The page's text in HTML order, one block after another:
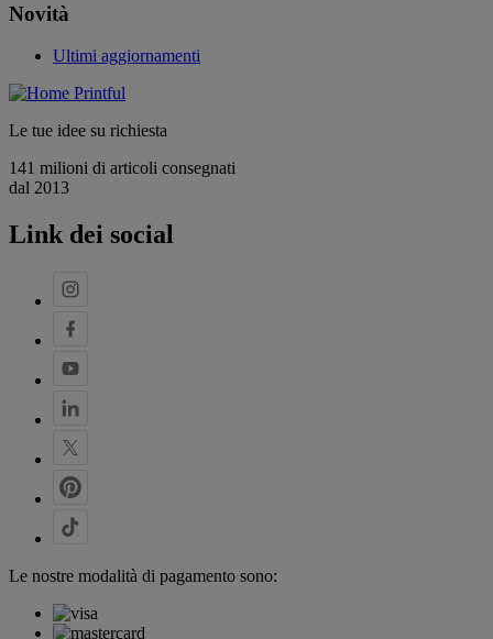
Novità
Ultimi aggiornamenti
Le tue idee su richiesta
141 milioni di articoli consegnati
dal 2013
Link dei social
Le nostre modalità di pagamento sono: